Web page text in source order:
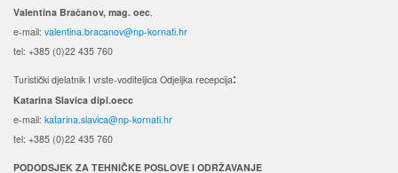
Valentina Bračanov, mag. oec
e-mail: valentina.bracanov@np-kornati.hr
tel: +385 (0)22 435 760
Turistički djelatnik I vrste-voditeljica Odjeljka recepcija:
Katarina Slavica dipl.oecc
e-mail: katarina.slavica@np-kornati.hr
tel: +385 (0)22 435 760
PODODSJEK ZA TEHNIČKE POSLOVE I ODRŽAVANJE